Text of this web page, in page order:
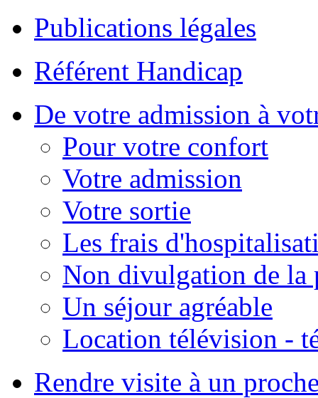
Publications légales
Référent Handicap
De votre admission à
Pour votre confort
Votre admission
Votre sortie
Les frais
Non divulgation de la
Un séjour agréable
Location télévision -
Rendre visite à un